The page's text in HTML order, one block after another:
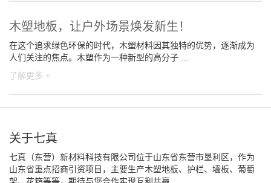
木塑地板，让户外场景焕发新生！
在这个追求绿色环保的时代，木塑材料因其独特的优势，逐渐成为
人们关注的焦点。木塑作为一种新型的高分子 ...
了解更多 +
关于七真
七真（东营）新材料科技有限公司位于山东省东营市垦利区，作为
山东省重点招商引资项目，主要生产木塑地板、护栏、墙板、葡萄
架、花箱等等，期待与您合作实现互利共赢